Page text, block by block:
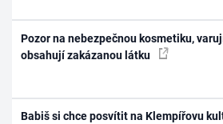
Pozor na nebezpečnou kosmetiku,
obsahují zakázanou látku
Babiš si chce posvítit na Klempířovu